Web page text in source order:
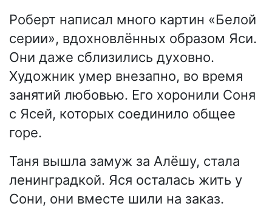
Роберт написал много картин «Белой
серии», вдохновлённых образом Яси.
Они даже сблизились духовно.
Художник умер внезапно, во время
занятий любовью. Его хоронили Соня
с Ясей, которых соединило общее
горе.
Таня вышла замуж за Алёшу, стала
ленинградкой. Яся осталась жить у
Сони, они вместе шили на заказ.